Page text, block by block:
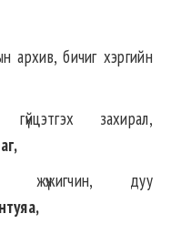
архив, бичиг хэргийн
захирал,
жүжигчин, дуу